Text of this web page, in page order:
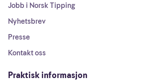
Jobb i Norsk Tipping
Nyhetsbrev
Presse
Kontakt oss
Praktisk informasjon